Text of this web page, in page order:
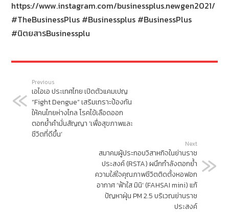
https://www.instagram.com/businessplus.newgen2021/
#TheBusinessPlus #Businessplus #BusinessPlus
#นิตยสารBusinessplu
Previous
เอไอเอ ประเทศไทย เปิดตัวแคมเปญ
“Fight Dengue” เสริมเกราะป้องกัน
ให้คนไทยห่างไกล โรคไข้เลือดออก
ตอกย้ำคำมั่นสัญญา ‘เพื่อสุขภาพและ
ชีวิตที่ดีขึ้น’
Next
สมาคมผู้ประกอบวิสาหกิจในย่านราช
ประสงค์ (RSTA) ผนึกกำลังตอกย้ำ
ความใส่ใจคุณภาพชีวิตติดตั้งหอฟอก
อากาศ ‘ฟ้าใส มินิ’ (FAHSAI mini) แก้
ปัญหาฝุ่น PM 2.5 บริเวณย่านราช
ประสงค์